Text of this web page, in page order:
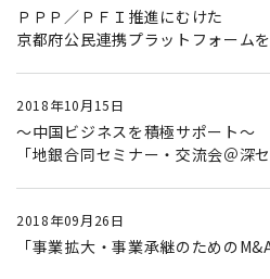
ＰＰＰ／ＰＦＩ推進にむけた
京都府公民連携プラットフォーム
2018年10月15日
〜中国ビジネスを積極サポート〜
「地銀合同セミナー・交流会＠深
2018年09月26日
「事業拡大・事業承継のための